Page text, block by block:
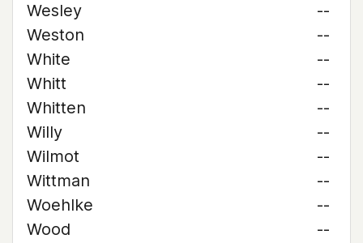
Wesley
--
Weston
--
White
--
Whitt
--
Whitten
--
Willy
--
Wilmot
--
Wittman
--
Woehlke
--
Wood
--